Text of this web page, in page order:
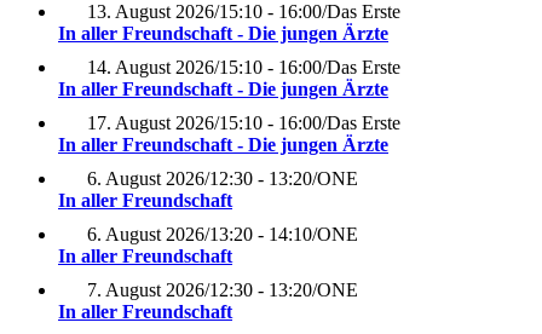
13. August 2026/15:10 - 16:00/Das Erste
In aller Freundschaft - Die jungen Ärzte
14. August 2026/15:10 - 16:00/Das Erste
In aller Freundschaft - Die jungen Ärzte
17. August 2026/15:10 - 16:00/Das Erste
In aller Freundschaft - Die jungen Ärzte
6. August 2026/12:30 - 13:20/ONE
In aller Freundschaft
6. August 2026/13:20 - 14:10/ONE
In aller Freundschaft
7. August 2026/12:30 - 13:20/ONE
In aller Freundschaft